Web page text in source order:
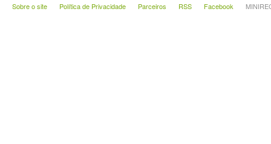
Sobre o site Política de Privacidade Parceiros RSS Facebook